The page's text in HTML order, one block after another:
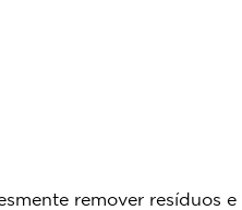
remover resíduos